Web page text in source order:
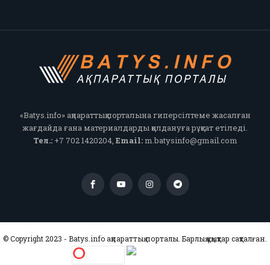
«Batys.info» ақпараттық порталына гиперсілтеме жасалған
жағдайда ғана материалдарды қолдануға рұқсат етіледі.
Тел.:+7 702 1420204, Email:m.batysinfo@gmail.com
© Copyright 2023 - Batys.info ақпараттық порталы. Барлық құқықтар сақталған.